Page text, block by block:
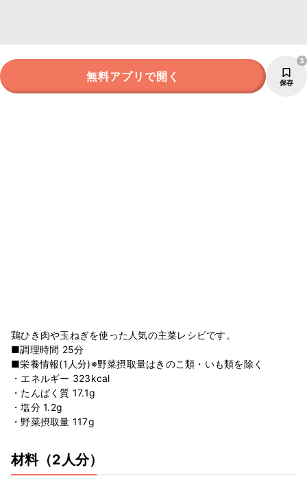
無料アプリで開く 保存
3
鶏ひき肉や玉ねぎを使った人気の主菜レシピです。
■調理時間 25分
■栄養情報(1人分)※野菜摂取量はきのこ類・いも類を除く
・エネルギー 323kcal
・たんぱく質 17.1g
・塩分 1.2g
・野菜摂取量 117g
材料（2人分）